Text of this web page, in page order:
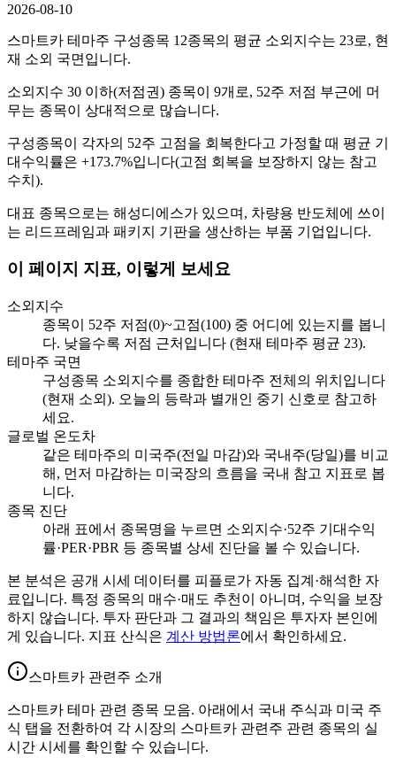
2026-08-10
스마트카 테마주 구성종목 12종목의 평균 소외지수는 23로, 현
재 소외 국면입니다.
소외지수 30 이하(저점권) 종목이 9개로, 52주 저점 부근에 머
무는 종목이 상대적으로 많습니다.
구성종목이 각자의 52주 고점을 회복한다고 가정할 때 평균 기
대수익률은 +173.7%입니다(고점 회복을 보장하지 않는 참고
수치).
대표 종목으로는 해성디에스가 있으며, 차량용 반도체에 쓰이
는 리드프레임과 패키지 기판을 생산하는 부품 기업입니다.
이 페이지 지표, 이렇게 보세요
소외지수
종목이 52주 저점(0)~고점(100) 중 어디에 있는지를 봅니
다. 낮을수록 저점 근처입니다 (현재 테마주 평균 23).
테마주 국면
구성종목 소외지수를 종합한 테마주 전체의 위치입니다
(현재 소외). 오늘의 등락과 별개인 중기 신호로 참고하
세요.
글로벌 온도차
같은 테마주의 미국주(전일 마감)와 국내주(당일)를 비교
해, 먼저 마감하는 미국장의 흐름을 국내 참고 지표로 봅
니다.
종목 진단
아래 표에서 종목명을 누르면 소외지수·52주 기대수익
률·PER·PBR 등 종목별 상세 진단을 볼 수 있습니다.
본 분석은 공개 시세 데이터를 피플로가 자동 집계·해석한 자
료입니다. 특정 종목의 매수·매도 추천이 아니며, 수익을 보장
하지 않습니다. 투자 판단과 그 결과의 책임은 투자자 본인에
게 있습니다. 지표 산식은 계산 방법론에서 확인하세요.
스마트카 관련주 소개
스마트카 테마 관련 종목 모음. 아래에서 국내 주식과 미국 주
식 탭을 전환하여 각 시장의 스마트카 관련주 관련 종목의 실
시간 시세를 확인할 수 있습니다.